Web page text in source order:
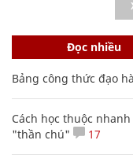
Đọc nhiều
Bảng công thức đạo
Cách học thuộc
"thần chú"
17